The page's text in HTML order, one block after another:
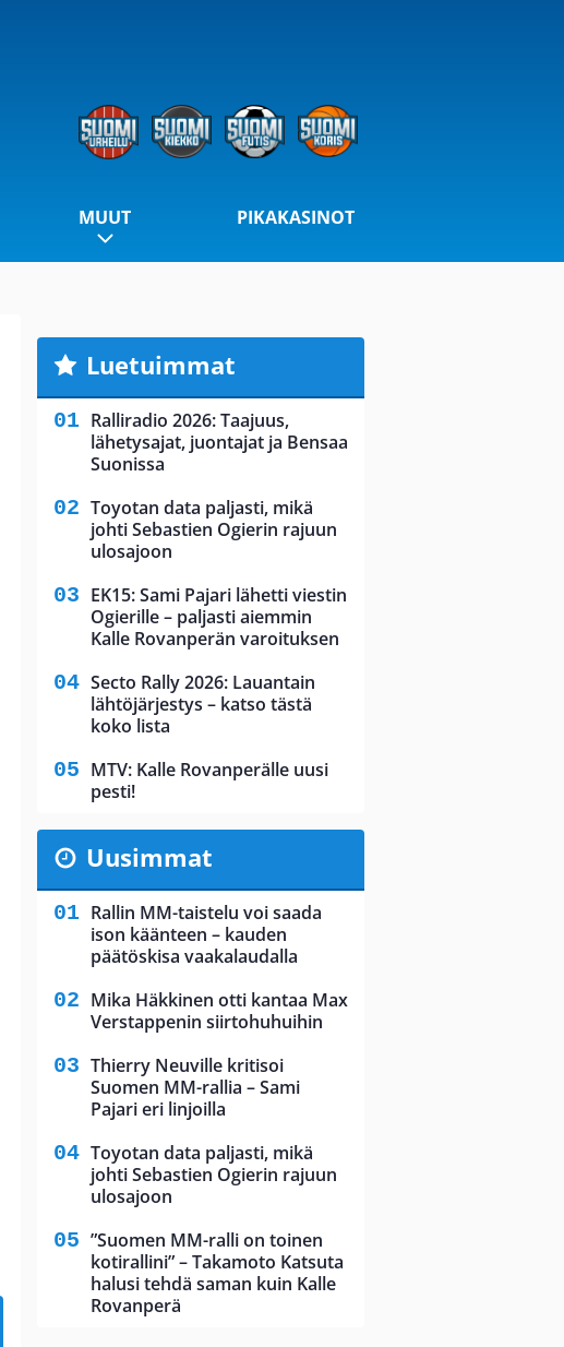
MUUT PIKAKASINOT
Luetuimmat
Ralliradio 2026: Taajuus,
lähetysajat, juontajat ja Bensaa
Suonissa
Toyotan data paljasti, mikä
johti Sebastien Ogierin rajuun
ulosajoon
EK15: Sami Pajari lähetti viestin
Ogierille – paljasti aiemmin
Kalle Rovanperän varoituksen
Secto Rally 2026: Lauantain
lähtöjärjestys – katso tästä
koko lista
MTV: Kalle Rovanperälle uusi
pesti!
Uusimmat
Rallin MM-taistelu voi saada
ison käänteen – kauden
päätöskisa vaakalaudalla
Mika Häkkinen otti kantaa Max
Verstappenin siirtohuhuihin
Thierry Neuville kritisoi
Suomen MM-rallia – Sami
Pajari eri linjoilla
Toyotan data paljasti, mikä
johti Sebastien Ogierin rajuun
ulosajoon
”Suomen MM-ralli on toinen
kotirallini” – Takamoto Katsuta
halusi tehdä saman kuin Kalle
Rovanperä